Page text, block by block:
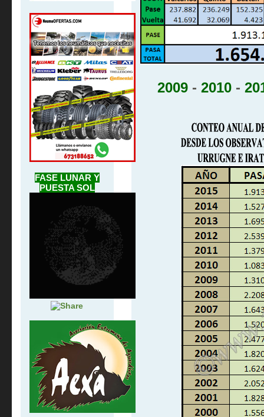
FASE LUNAR Y
PUESTA SOL
2009- 2010-